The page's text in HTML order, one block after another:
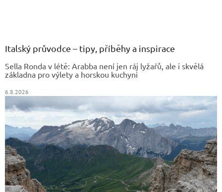
Italský průvodce – tipy, příběhy a inspirace
Sella Ronda v létě: Arabba není jen ráj lyžařů, ale i skvělá
základna pro výlety a horskou kuchyni
6.8.2026